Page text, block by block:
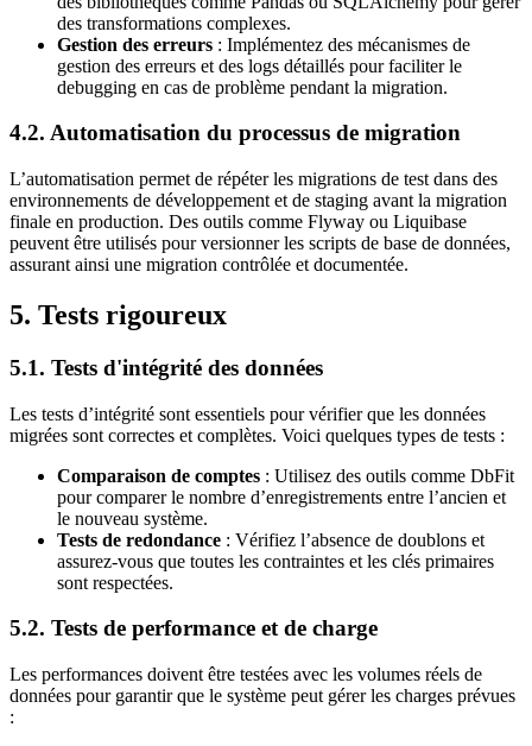
des transformations complexes.
Gestion des erreurs : Implémentez des mécanismes de
gestion des erreurs et des logs détaillés pour faciliter le
debugging en cas de problème pendant la migration.
4.2. Automatisation du processus de migration
L’automatisation permet de répéter les migrations de test dans des
environnements de développement et de staging avant la migration
finale en production. Des outils comme Flyway ou Liquibase
peuvent être utilisés pour versionner les scripts de base de données,
assurant ainsi une migration contrôlée et documentée.
5. Tests rigoureux
5.1. Tests d'intégrité des données
Les tests d’intégrité sont essentiels pour vérifier que les données
migrées sont correctes et complètes. Voici quelques types de tests :
Comparaison de comptes : Utilisez des outils comme DbFit
pour comparer le nombre d’enregistrements entre l’ancien et
le nouveau système.
Tests de redondance : Vérifiez l’absence de doublons et
assurez-vous que toutes les contraintes et les clés primaires
sont respectées.
5.2. Tests de performance et de charge
Les performances doivent être testées avec les volumes réels de
données pour garantir que le système peut gérer les charges prévues
: